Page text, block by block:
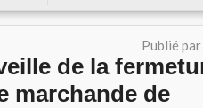
Publié par
de la
marchande de